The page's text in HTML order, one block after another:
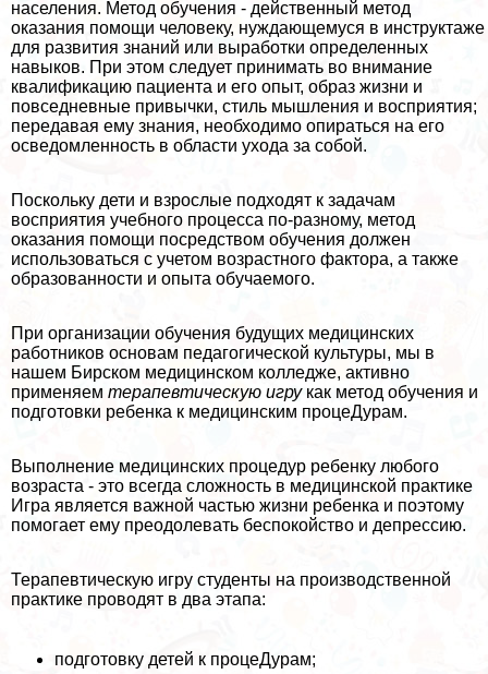
населения. Метод обучения - действенный метод
оказания помощи человеку, нуждающемуся в ин­структаже
для развития знаний или выработки опреде­ленных
навыков. При этом следует прини­мать во внимание
квалификацию пациента и его опыт, образ жизни и
повседневные привычки, стиль мышле­ния и восприятия;
передавая ему знания, необходимо опираться на его
осведомленность в области ухода за собой.
Поскольку дети и взрослые подхо­дят к задачам
восприятия учебного процесса по-разно­му, метод
оказания помощи посредством обучения должен
использоваться с учетом возрастного фактора, а также
образованности и опыта обучаемого.
При организации обучения будущих медицинских
работников основам педагогической культуры, мы в
нашем Бирском медицинском колледже, активно
применяем те­рапевтическую игру как метод обучения и
подготов­ки ребенка к медицинским процеДypaм.
Выполнение медицинских процедур ребенку любого
возраста - это всегда сложность в медицинской пpaктике
Игра является важной частью жизни ребен­ка и поэтому
помогает ему преодолевать беспокой­ство и депрессию.
Терапевтическую игру студенты на производственной
пpaктике проводят в два этапа:
подготовку детей к процеДypaм;